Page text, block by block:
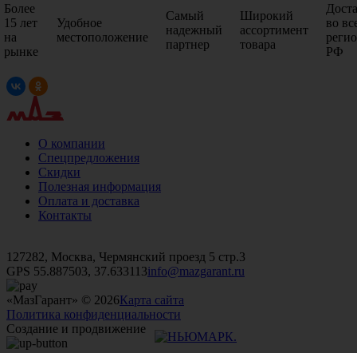
Более
15 лет
на
рынке
Удобное
местоположение
Самый
надежный
партнер
Широкий
ассортимент
товара
во
РФ
О компании
Спецпредложения
Скидки
Полезная информация
Оплата и доставка
Контакты
127282, Москва, Чермянский проезд 5 стр.3
GPS 55.887503, 37.633113info@mazgarant.ru
«МазГарант» © 2026Карта сайта
Политика конфиденциальности
Создание и продвижение